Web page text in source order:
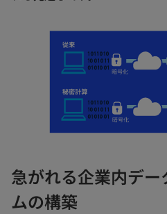
急がれる企業内デ
ムの構築